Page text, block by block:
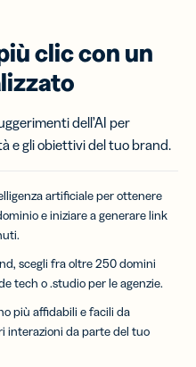
clic con un
dell’AI per
e gli obiettivi del tuo brand.
artificiale per ottenere
e iniziare a generare link
scegli fra oltre 250 domini
tech o .studio per le agenzie.
più affidabili e facili da
interazioni da parte del tuo